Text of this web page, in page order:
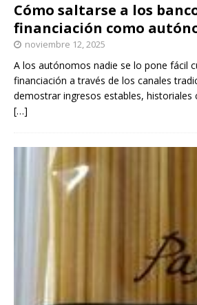
Cómo saltarse a los
financiación como
noviembre 12, 2025
A los autónomos nadie se lo pone fácil
financiación a través de los canales
demostrar ingresos estables, historiales
[…]